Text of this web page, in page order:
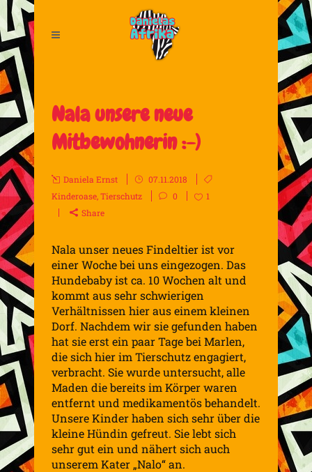
Nala unsere neue
Mitbewohnerin :-)
Daniela Ernst
07.11.2018
Kinderoase,Tierschutz 0
1
Share
Nala unser neues Findeltier ist vor
einer Woche bei uns eingezogen. Das
Hundebaby ist ca. 10 Wochen alt und
kommt aus sehr schwierigen
Verhältnissen hier aus einem kleinen
Dorf. Nachdem wir sie gefunden haben
hat sie erst ein paar Tage bei Marlen,
die sich hier im Tierschutz engagiert,
verbracht. Sie wurde untersucht, alle
Maden die bereits im Körper waren
entfernt und medikamentös behandelt.
Unsere Kinder haben sich sehr über die
kleine Hündin gefreut. Sie lebt sich
sehr gut ein und nähert sich auch
unserem Kater „Nalo“ an.